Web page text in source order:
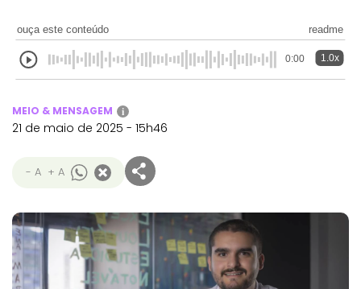
ouça este conteúdo readme
0:00 1.0x
MEIO & MENSAGEM i
21 de maio de 2025 - 15h46
- A + A